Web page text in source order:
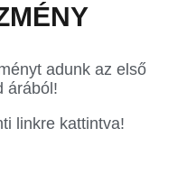
adunk az első
árából!
linkre kattintva!